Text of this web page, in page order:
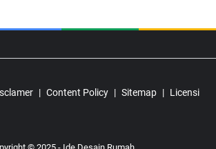
Content Policy Sitemap Licensi